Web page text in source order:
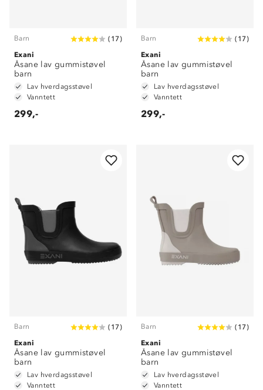
Barn ( 17)
Exani
Åsane lav gummistøvel
barn
Lav hverdagsstøvel
Vanntett
299,-
Barn ( 17)
Exani
Åsane lav gummistøvel
barn
Lav hverdagsstøvel
Vanntett
299,-
Barn ( 17)
Exani
Åsane lav gummistøvel
barn
Lav hverdagsstøvel
Vanntett
Barn ( 17)
Exani
Åsane lav gummistøvel
barn
Lav hverdagsstøvel
Vanntett